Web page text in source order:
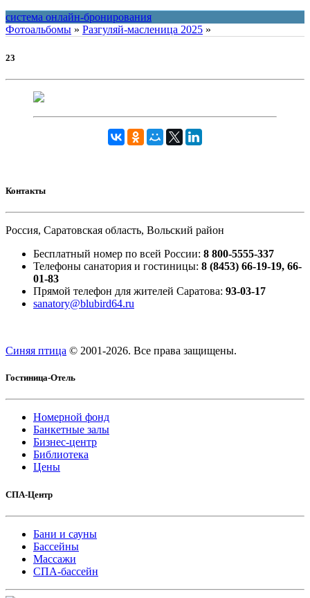
система онлайн-бронирования
Фотоальбомы » Разгуляй-масленица 2025 »
23
Контакты
Россия, Саратовская область, Вольский район
Бесплатный номер по всей России: 8 800-5555-337
Телефоны санатория и гостиницы: 8 (8453) 66-19-19, 66-
01-83
Прямой телефон для жителей Саратова: 93-03-17
sanatory@blubird64.ru
Синяя птица © 2001-2026. Все права защищены.
Гостиница-Отель
Номерной фонд
Банкетные залы
Бизнес-центр
Библиотека
Цены
СПА-Центр
Бани и сауны
Бассейны
Массажи
СПА-бассейн